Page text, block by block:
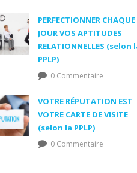
PERFECTIONNER CHAQUE
JOUR VOS APTITUDES
RELATIONNELLES (selon
PPLP)
0 Commentaire
VOTRE RÉPUTATION EST
VOTRE CARTE DE VISITE
(selon la PPLP)
0 Commentaire